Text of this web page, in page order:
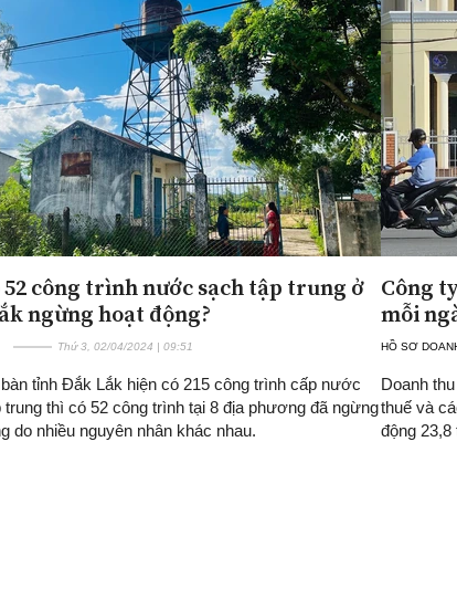
Công nghệ
52 công trình nước sạch tập trung ở
ngừng hoạt động?
Thứ 3, 02/04/2024 | 09:51
tỉnh Đắk Lắk hiện có 215 công trình cấp nước
trung thì có 52 công trình tại 8 địa phương đã ngừng
do nhiều nguyên nhân khác nhau.
Công
mỗi
HỒ SƠ
Doanh
thuế và
động